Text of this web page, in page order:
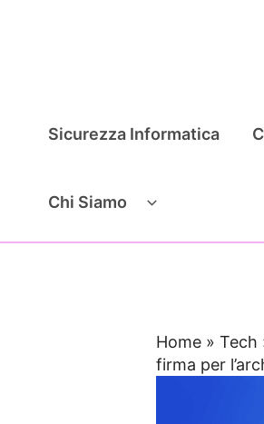
Sicurezza Informatica
Chi Siamo
Home »Tech
firma per